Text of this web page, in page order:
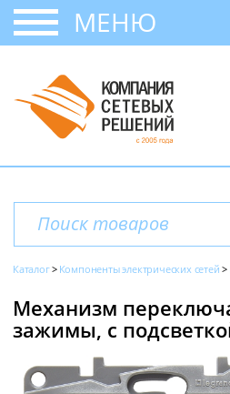
МЕНЮ
Каталог Компоненты электрических сетей
Механизм
зажимы, с